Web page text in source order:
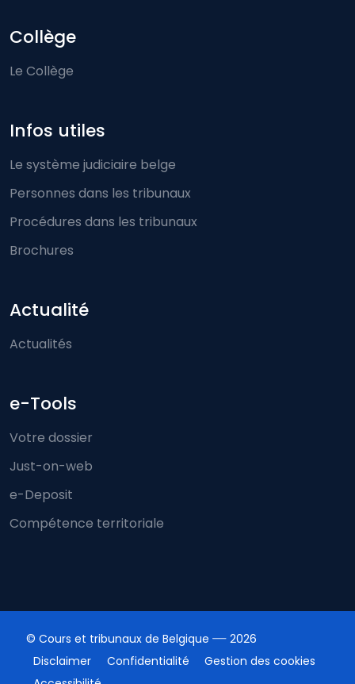
Collège
Le Collège
Infos utiles
Le système judiciaire belge
Personnes dans les tribunaux
Procédures dans les tribunaux
Brochures
Actualité
Actualités
e-Tools
Votre dossier
Just-on-web
e-Deposit
Compétence territoriale
© Cours et tribunaux de Belgique
2026
Disclaimer
Confidentialité
Gestion des cookies